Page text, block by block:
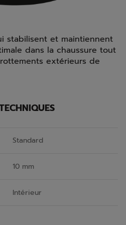
stabilisent et maintiennent
dans la chaussure tout
extérieurs de
Standard
10 mm
Intérieur